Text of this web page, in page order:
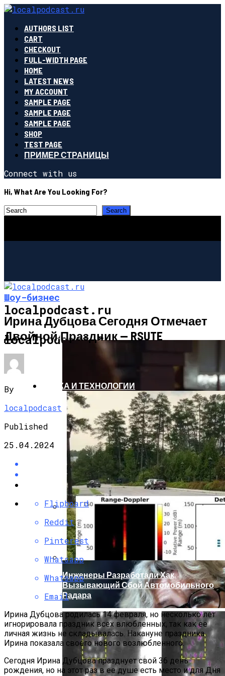
AUTHORS LIST
CART
CHECKOUT
FULL-WIDTH PAGE
HOME
LATEST NEWS
MY ACCOUNT
SAMPLE PAGE
SAMPLE PAGE
SAMPLE PAGE
SHOP
TEST PAGE
ПРИМЕР СТРАНИЦЫ
Connect with us
Hi, What Are You Looking For?
localpodcast.ru
localpodcast.ru
ШОУ-БИЗНЕС
Кто Из Знаменитостей Умер В 2023 Году:
Юдашкин, Колесников, Чурикова,
Зайцев И Другие – От Чего Скончались
НАУКА И ТЕХНОЛОГИИ
Инженеры Разработали Хак,
Вызывающий Сбой Автомобильного
Радара
Шоу-бизнес
Ирина Дубцова Сегодня Отмечает
Двойной Праздник — RSUTE
By
localpodcast
Published
25.04.2024
Flipboard
Reddit
Pinterest
Whatsapp
Whatsapp
Email
Ирина Дубцова родилась 14 февраля, но несколько лет
игнорировала праздник всех влюбленных, так как ее
личная жизнь не складывалась. Накануне праздника
Ирина показала своего нового возлюбленного.
Сегодня Ирина Дубцова празднует свой 36 день
рождения, но на этот раз в ее душе есть место и для Дня